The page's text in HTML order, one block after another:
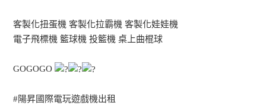
客製化扭蛋機 客製化拉霸機 客製化娃娃機
電子飛標機 籃球機 投籃機 桌上曲棍球
GOGOGO
#陽昇國際電玩遊戲機出租